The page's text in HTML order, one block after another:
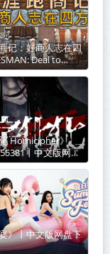
记：好商人志在四
Deal to
丨中
载
Homicipher》
丨中文版网盘
》丨中文版网盘下